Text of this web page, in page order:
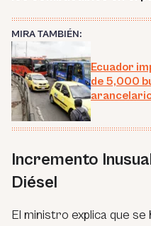
MIRA TAMBIÉN:
Ecuador
de 5,000
Incremento
Diésel
El ministro explica que